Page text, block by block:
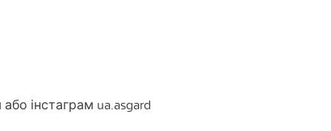
інстаграм ua.asgard